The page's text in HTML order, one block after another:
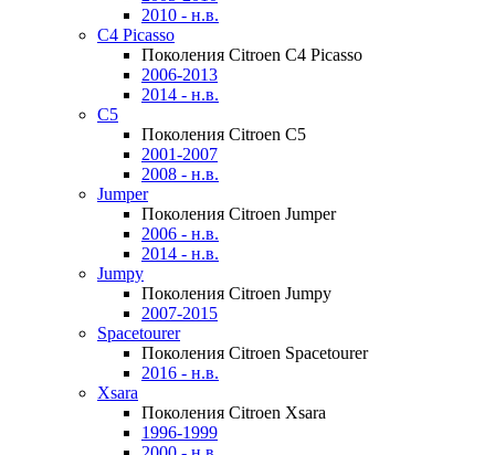
2010 - н.в.
C4 Picasso
Поколения Citroen C4 Picasso
2006-2013
2014 - н.в.
C5
Поколения Citroen C5
2001-2007
2008 - н.в.
Jumper
Поколения Citroen Jumper
2006 - н.в.
2014 - н.в.
Jumpy
Поколения Citroen Jumpy
2007-2015
Spacetourer
Поколения Citroen Spacetourer
2016 - н.в.
Xsara
Поколения Citroen Xsara
1996-1999